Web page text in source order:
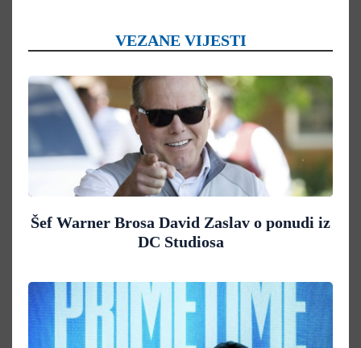
VEZANE VIJESTI
Šef Warner Brosa David Zaslav o ponudi iz
DC Studiosa